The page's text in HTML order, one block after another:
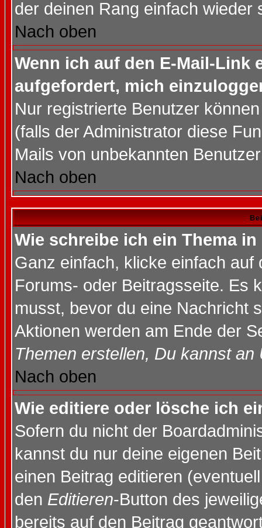
der deinen Rang einfach wieder
Nach oben
Wenn ich auf den E-Mail-Link
aufgefordert, mich
Nur registrierte Benutzer
(falls der Administrator diese
Mails von unbekannten
Nach oben
Wie schreibe ich ein Thema
Ganz einfach, klicke einfach
Forums- oder Beitragsseite. Es
musst, bevor du eine Nachricht
Aktionen werden am Ende der
Themen erstellen, Du kannst
Nach oben
Wie editiere oder lösche ich
Sofern du nicht der
kannst du nur deine eigenen
einen Beitrag editieren
den Editieren-Button des
bereits auf den Beitrag